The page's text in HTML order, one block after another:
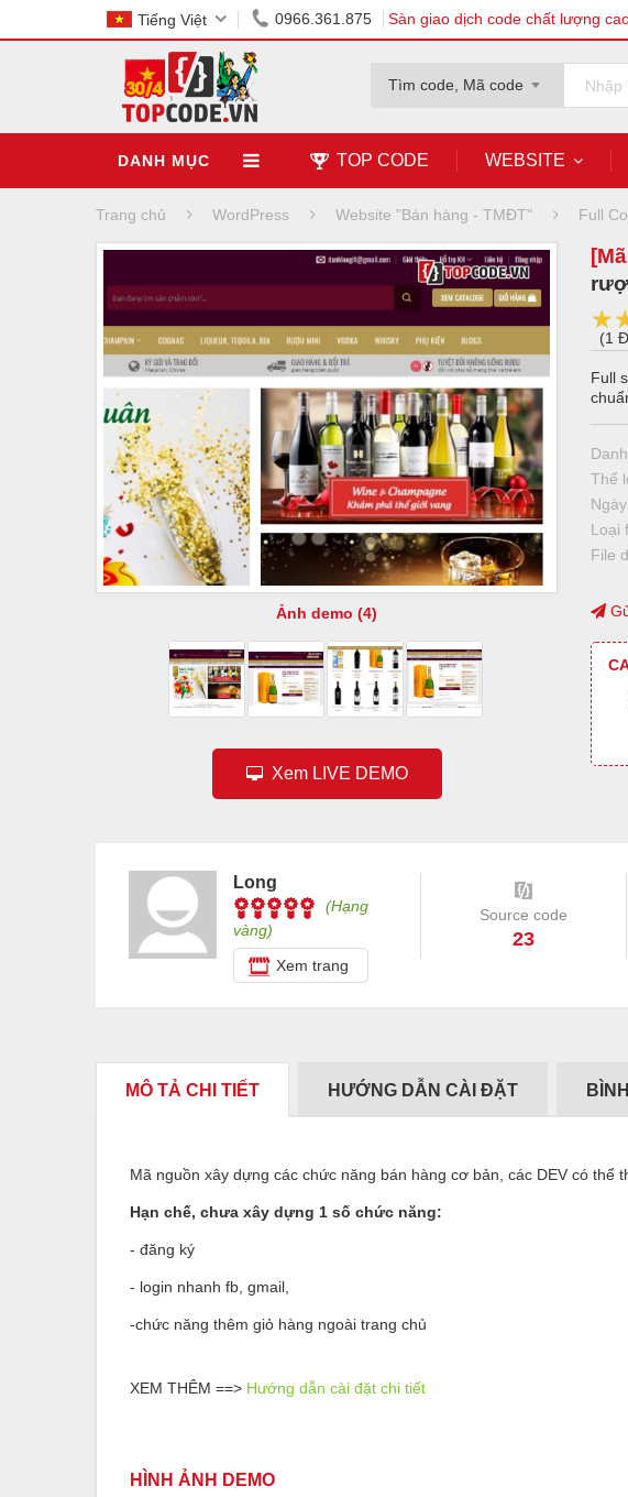
Tiếng Việt 0966.361.875 Sàn giao dịch code chất lượng
Tìm code, Mã code
DANH MỤC TOP CODE WEBSITE
Trang chủ WordPress Website "Bán hàng - TMĐT" Full
Ảnh demo (4)
Xem LIVE DEMO
(1
Full
Thể
Loại
File
Long
(Hạng
vàng)
Xem trang
Source code
23
MÔ TẢ CHI TIẾT HƯỚNG DẪN CÀI ĐẶT
Mã nguồn xây dựng các chức năng bán hàng cơ bản, các DEV có thể
Hạn chế, chưa xây dựng 1 số chức năng:
- đăng ký
- login nhanh fb, gmail,
-chức năng thêm giỏ hàng ngoài trang chủ
XEM THÊM ==> Hướng dẫn cài đặt chi tiết
HÌNH ẢNH DEMO